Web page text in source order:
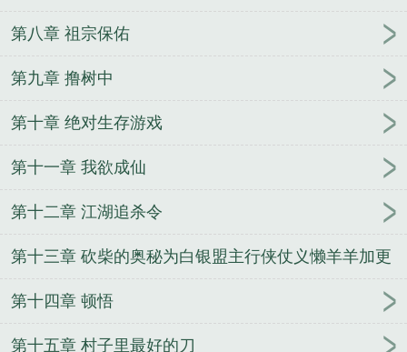
第八章 祖宗保佑
第九章 撸树中
第十章 绝对生存游戏
第十一章 我欲成仙
第十二章 江湖追杀令
第十三章 砍柴的奥秘为白银盟主行侠仗义懒羊羊加更
第十四章 顿悟
第十五章 村子里最好的刀